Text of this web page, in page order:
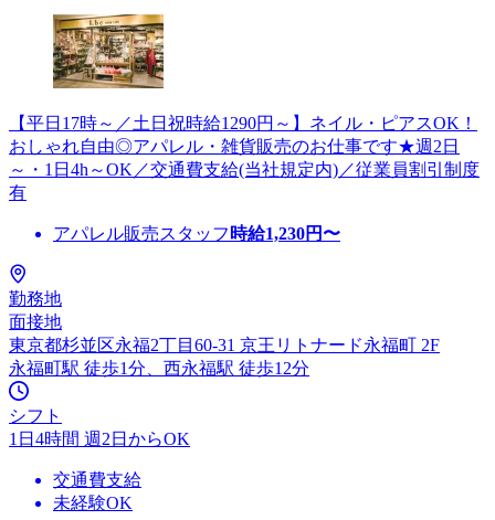
【平日17時～／土日祝時給1290円～】ネイル・ピアスOK！
おしゃれ自由◎アパレル・雑貨販売のお仕事です★週2日
～・1日4h～OK／交通費支給(当社規定内)／従業員割引制度
有
アパレル販売スタッフ 時給1,230円〜
勤務地
面接地
東京都杉並区永福2丁目60-31 京王リトナード永福町 2F
永福町駅 徒歩1分、西永福駅 徒歩12分
シフト
1日4時間 週2日からOK
交通費支給
未経験OK